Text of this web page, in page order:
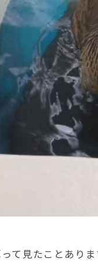
て見たことあり